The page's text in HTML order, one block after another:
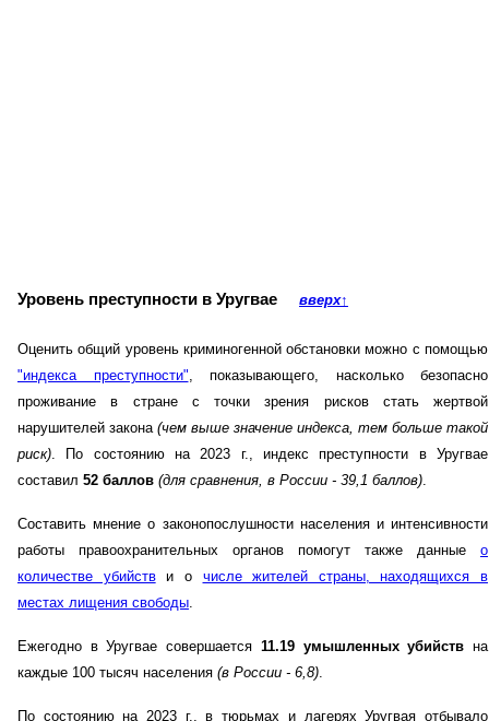
Уровень преступности в Уругвае вверх↑
Оценить общий уровень криминогенной обстановки можно с помощью
"индекса преступности", показывающего, насколько безопасно
проживание в стране с точки зрения рисков стать жертвой
нарушителей закона (чем выше значение индекса, тем больше такой
риск). По состоянию на 2023 г., индекс преступности в Уругвае
составил 52 баллов (для сравнения, в России - 39,1 баллов).
Составить мнение о законопослушности населения и интенсивности
работы правоохранительных органов помогут также данные о
количестве убийстви о числе жителей страны, находящихся в
местах лищения свободы.
Ежегодно в Уругвае совершается 11.19 умышленных убийств на
каждые 100 тысяч населения (в России - 6,8).
По состоянию на 2023 г., в тюрьмах и лагерях Уругвая отбывало